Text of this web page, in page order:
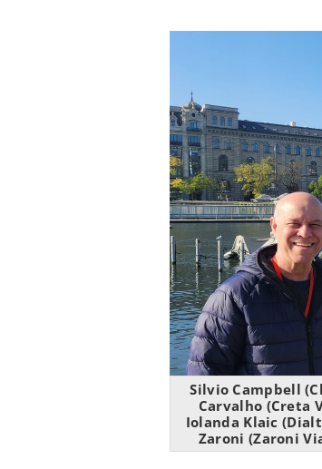
Silvio Campbell
Carvalho (Creta
Iolanda Klaic
Zaroni (Zaroni